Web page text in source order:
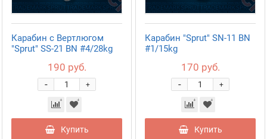
Карабин с Вертлюгом
"Sprut" SS-21 BN #4/28kg
190 руб.
+
-
Купить
Карабин "Sprut" SN-11 BN
#1/15kg
170 руб.
+
-
Купить